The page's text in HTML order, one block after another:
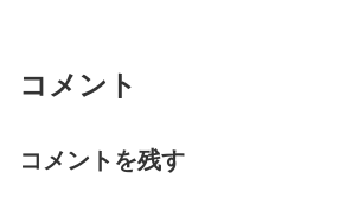
コメント
コメントを残す